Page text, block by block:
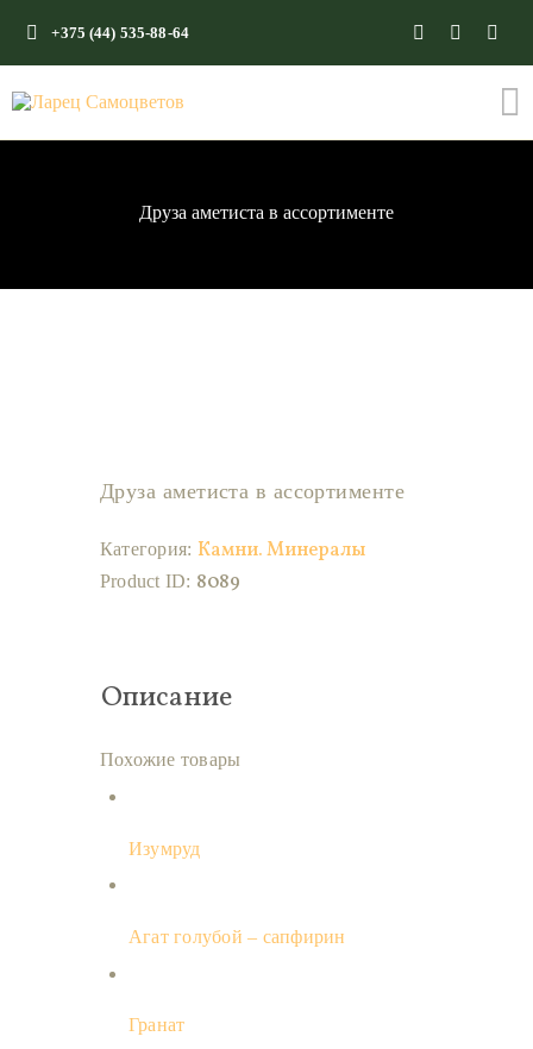
+375 (44) 535-88-64
Друза аметиста в ассортименте
ГЛАВНАЯ
КАМНИ СО СМЫСЛОМ
ЭНЕРГИЯ ФОРМ
Друза аметиста в ассортименте
Категория: Камни. Минералы
Product ID: 8089
Описание
Похожие товары
Изумруд
Агат голубой – сапфирин
Гранат